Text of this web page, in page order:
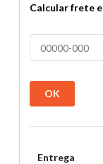
Calcular frete
OK
Entrega